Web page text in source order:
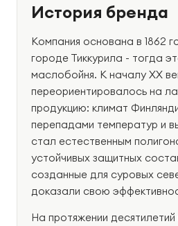
История бренда
Компания основана в 1862
городе Тиккурила - тогда
маслобойня. К началу XX
переориентировалось на
продукцию: климат
перепадами температур и
стал естественным
устойчивых защитных
созданные для суровых
доказали свою
На протяжении десятилетий